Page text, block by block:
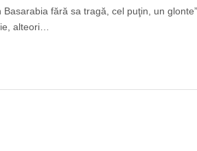
fără sa tragă, cel puţin, un
alteori…